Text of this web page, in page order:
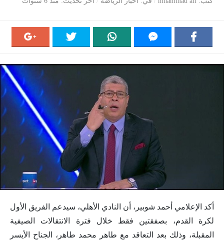
أكد الإعلامي أحمد شوبير، أن النادي الأهلي، سيدعم الفريق الأول
لكرة القدم، بصفقتين فقط خلال فترة الانتقالات الصيفية
المقبلة، وذلك بعد التعاقد مع طاهر محمد طاهر، الجناح الأيسر